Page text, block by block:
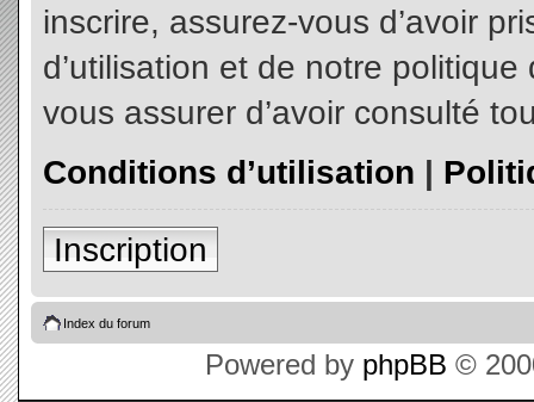
inscrire, assurez-vous d’avoir
d’utilisation et de notre
vous assurer d’avoir consulté
Conditions d’utilisation |
Inscription
Index du forum
Powered by phpBB ©